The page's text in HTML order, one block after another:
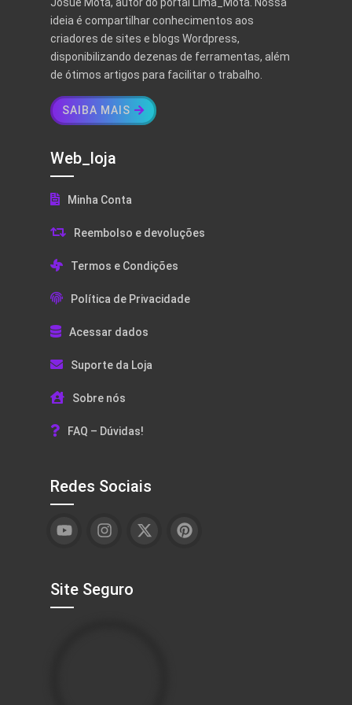
ideia é compartilhar conhecimentos aos
criadores de sites e blogs Wordpress,
disponibilizando dezenas de ferramentas, além
de ótimos artigos para facilitar o trabalho.
SAIBA MAIS
Web_loja
Minha Conta
Reembolso e devoluções
Termos e Condições
Política de Privacidade
Acessar dados
Suporte da Loja
Sobre nós
FAQ – Dúvidas!
Redes Sociais
Site Seguro